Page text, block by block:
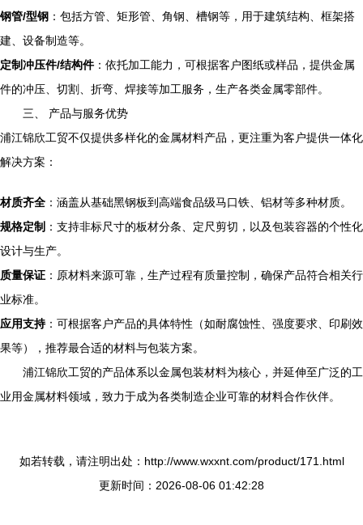
钢管/型钢 ：包括方管、矩形管、角钢、槽钢等，用于建筑结构、框架搭
建、设备制造等。
定制冲压件/结构件：依托加工能力，可根据客户图纸或样品，提供金属
件的冲压、切割、折弯、焊接等加工服务，生产各类金属零部件。
三、 产品与服务优势
浦江锦欣工贸不仅提供多样化的金属材料产品，更注重为客户提供一体化
解决方案：
材质齐全 ：涵盖从基础黑钢板到高端食品级马口铁、铝材等多种材质。
规格定制 ：支持非标尺寸的板材分条、定尺剪切，以及包装容器的个性化
设计与生产。
质量保证 ：原材料来源可靠，生产过程有质量控制，确保产品符合相关行
业标准。
应用支持：可根据客户产品的具体特性（如耐腐蚀性、强度要求、印刷效
果等），推荐最合适的材料与包装方案。
浦江锦欣工贸的产品体系以金属包装材料为核心，并延伸至广泛的工
业用金属材料领域，致力于成为各类制造企业可靠的材料合作伙伴。
如若转载，请注明出处：http://www.wxxnt.com/product/171.html
更新时间：2026-08-06 01:42:28